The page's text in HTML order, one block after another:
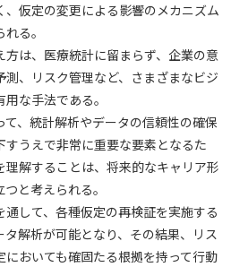
仮定の変更による影響のメカニズム
る。
方は、医療統計に留まらず、企業の意
測、リスク管理など、さまざまなビジ
な手法である。
、統計解析やデータの信頼性の確保
すうえで非常に重要な要素となるた
理解することは、将来的なキャリア形
と考えられる。
通して、各種仮定の再検証を実施する
タ解析が可能となり、その結果、リス
においても確固たる根拠を持って行動